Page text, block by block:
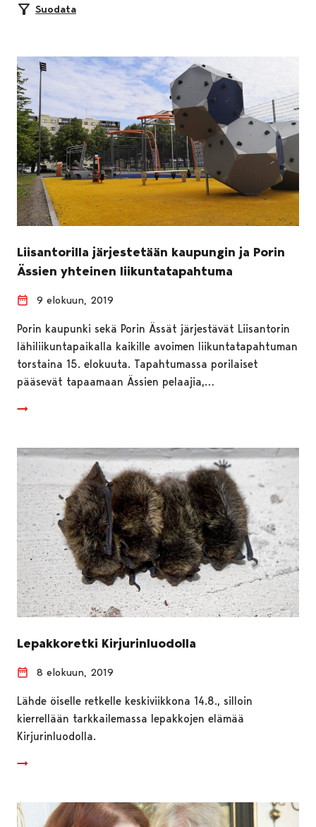
Suodata
Liisantorilla järjestetään kaupungin ja Porin
Ässien yhteinen liikuntatapahtuma
9 elokuun, 2019
Porin kaupunki sekä Porin Ässät järjestävät Liisantorin
lähiliikuntapaikalla kaikille avoimen liikuntatapahtuman
torstaina 15. elokuuta. Tapahtumassa porilaiset
pääsevät tapaamaan Ässien pelaajia,…
Lepakkoretki Kirjurinluodolla
8 elokuun, 2019
Lähde öiselle retkelle keskiviikkona 14.8., silloin
kierrellään tarkkailemassa lepakkojen elämää
Kirjurinluodolla.